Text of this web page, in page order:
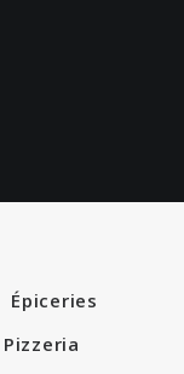
Épiceries
Pizzeria